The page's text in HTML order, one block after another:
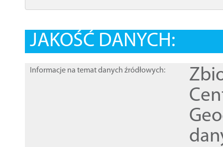
JAKOŚĆ DANYCH:
Informacje na temat danych źródłowych: